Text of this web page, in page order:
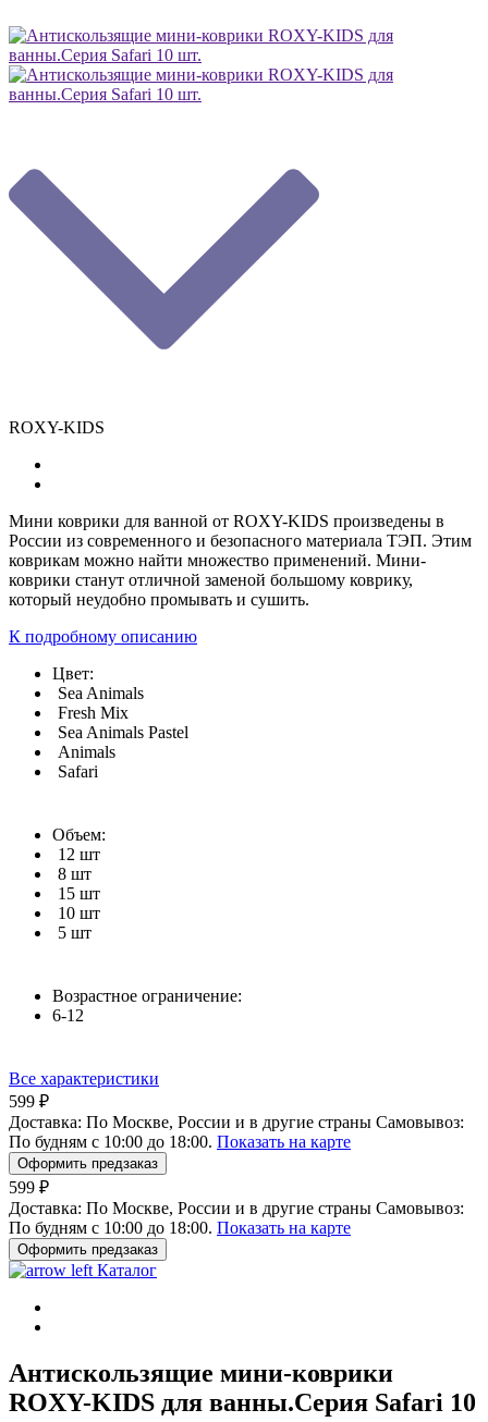
ROXY-KIDS
Мини коврики для ванной от ROXY-KIDS произведены в
России из современного и безопасного материала ТЭП. Этим
коврикам можно найти множество применений. Мини-
коврики станут отличной заменой большому коврику,
который неудобно промывать и сушить.
К подробному описанию
Цвет:
Sea Animals
Fresh Mix
Sea Animals Pastel
Animals
Safari
Объем:
12 шт
8 шт
15 шт
10 шт
5 шт
Возрастное ограничение:
6-12
Все характеристики
599 ₽
Доставка: По Москве, России и в другие страны Самовывоз:
По будням с 10:00 до 18:00. Показать на карте
Оформить предзаказ
599 ₽
Доставка: По Москве, России и в другие страны Самовывоз:
По будням с 10:00 до 18:00. Показать на карте
Оформить предзаказ
Каталог
Антискользящие мини-коврики
ROXY-KIDS для ванны.Серия Safari 10